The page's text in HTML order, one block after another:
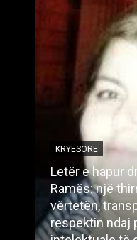
KRYESORE
Letër e hapur
Ramës: një
vërtetën,
respektin ndaj